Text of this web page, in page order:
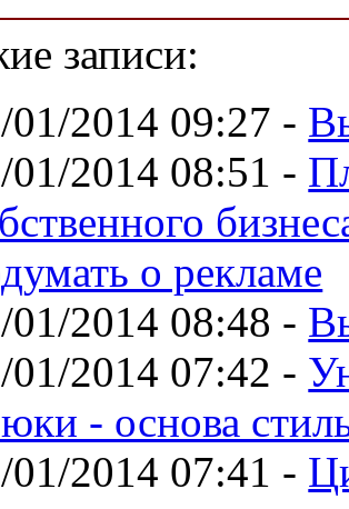
записи:
01/2014 09:27 -
01/2014 08:51 -
о рекламе
01/2014 08:48 -
01/2014 07:42 -
- основа
01/2014 07:41 -